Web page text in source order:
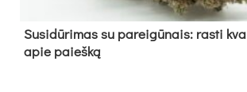
Su­si­dū­ri­mas su pa­rei­gū­nais: ras­ti
apie paieš­ką